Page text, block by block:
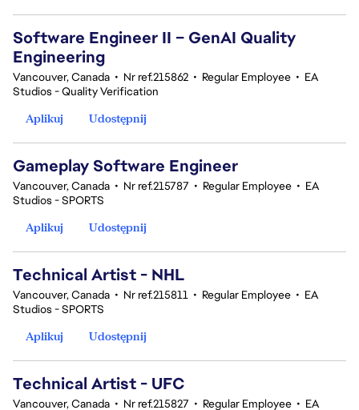
Software Engineer II – GenAI Quality
Engineering
Vancouver, Canada • Nr ref.215862 • Regular Employee • EA
Studios - Quality Verification
Aplikuj
Udostępnij
Gameplay Software Engineer
Vancouver, Canada • Nr ref.215787 • Regular Employee • EA
Studios - SPORTS
Aplikuj
Udostępnij
Technical Artist - NHL
Vancouver, Canada • Nr ref.215811 • Regular Employee • EA
Studios - SPORTS
Aplikuj
Udostępnij
Technical Artist - UFC
Vancouver, Canada • Nr ref.215827 • Regular Employee • EA